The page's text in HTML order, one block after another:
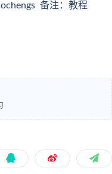
备注：教程